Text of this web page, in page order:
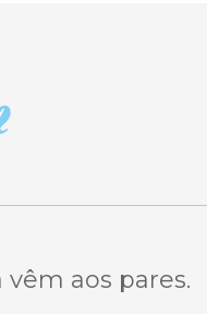
vêm aos pares.